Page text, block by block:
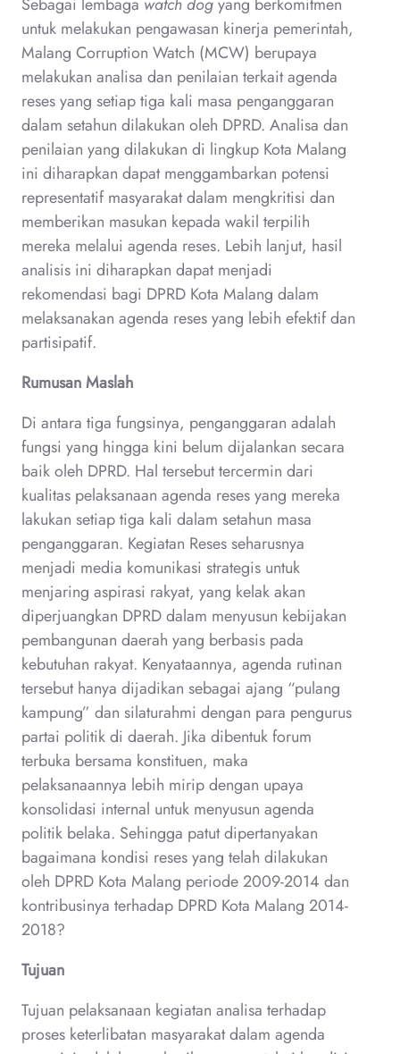
untuk melakukan pengawasan kinerja pemerintah,
Malang Corruption Watch (MCW) berupaya
melakukan analisa dan penilaian terkait agenda
reses yang setiap tiga kali masa penganggaran
dalam setahun dilakukan oleh DPRD. Analisa dan
penilaian yang dilakukan di lingkup Kota Malang
ini diharapkan dapat menggambarkan potensi
representatif masyarakat dalam mengkritisi dan
memberikan masukan kepada wakil terpilih
mereka melalui agenda reses. Lebih lanjut, hasil
analisis ini diharapkan dapat menjadi
rekomendasi bagi DPRD Kota Malang dalam
melaksanakan agenda reses yang lebih efektif dan
partisipatif.
Rumusan Maslah
Di antara tiga fungsinya, penganggaran adalah
fungsi yang hingga kini belum dijalankan secara
baik oleh DPRD. Hal tersebut tercermin dari
kualitas pelaksanaan agenda reses yang mereka
lakukan setiap tiga kali dalam setahun masa
penganggaran. Kegiatan Reses seharusnya
menjadi media komunikasi strategis untuk
menjaring aspirasi rakyat, yang kelak akan
diperjuangkan DPRD dalam menyusun kebijakan
pembangunan daerah yang berbasis pada
kebutuhan rakyat. Kenyataannya, agenda rutinan
tersebut hanya dijadikan sebagai ajang “pulang
kampung” dan silaturahmi dengan para pengurus
partai politik di daerah. Jika dibentuk forum
terbuka bersama konstituen, maka
pelaksanaannya lebih mirip dengan upaya
konsolidasi internal untuk menyusun agenda
politik belaka. Sehingga patut dipertanyakan
bagaimana kondisi reses yang telah dilakukan
oleh DPRD Kota Malang periode 2009-2014 dan
kontribusinya terhadap DPRD Kota Malang 2014-
2018?
Tujuan
Tujuan pelaksanaan kegiatan analisa terhadap
proses keterlibatan masyarakat dalam agenda